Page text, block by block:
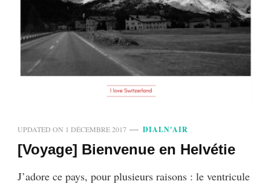
UPDATED ON 1 DÉCEMBRE 2017 DIALN'AIR
[Voyage] Bienvenue en Helvétie
J’adore ce pays, pour plusieurs raisons : le ventricule